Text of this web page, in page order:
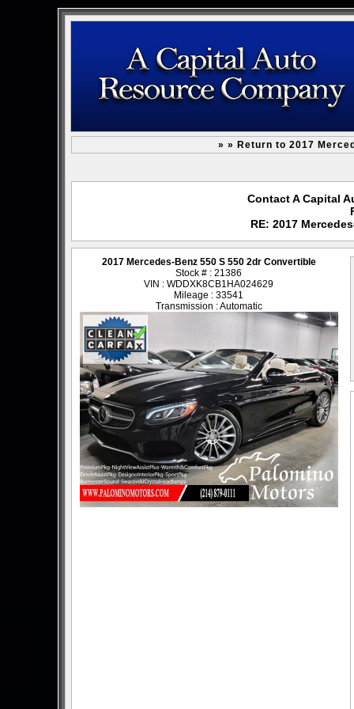
» » Return to 2017
Contact A Capital
RE: 2017
2017 Mercedes-Benz 550 S 550 2dr Convertible
Stock # : 21386
VIN : WDDXK8CB1HA024629
Mileage : 33541
Transmission : Automatic